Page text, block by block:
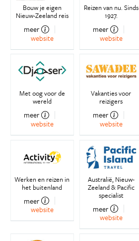
Bouw je eigen
Nieuw-Zeeland reis
meer
website
Reizen van nu. Sinds
1927.
meer
website
Met oog voor de
wereld
meer
website
Vakanties voor
reizigers
meer
website
Werken en reizen in
het buitenland
meer
website
Australië, Nieuw-
Zeeland & Pacific
specialist
meer
website